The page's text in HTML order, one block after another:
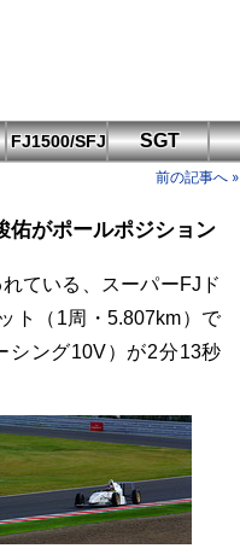
FJ1500/SFJ SGT
前の記事へ »
佑がポールポジション
ている、スーパーFJド
ト（1周・5.807km）で
シング10V）が2分13秒